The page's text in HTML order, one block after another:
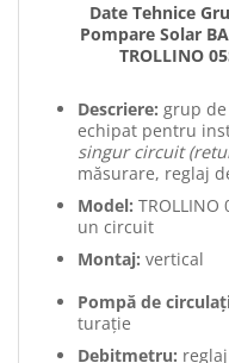
Date Tehnice
Pompare Solar
TROLLINO
Descriere: grup
echipat pentru
singur circuit
măsurare, reglaj
Model:
un circuit
Montaj: vertical
Pompă de
turație
Debitmetru: